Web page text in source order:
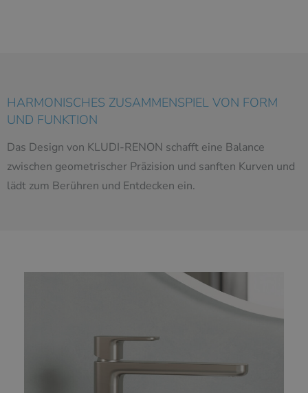
HARMONISCHES ZUSAMMENSPIEL VON FORM
UND FUNKTION
Das Design von KLUDI-RENON schafft eine Balance
zwischen geometrischer Präzision und sanften Kurven und
lädt zum Berühren und Entdecken ein.